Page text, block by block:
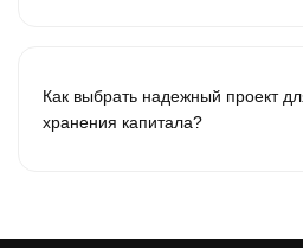
Как выбрать надежный проект
хранения капитала?